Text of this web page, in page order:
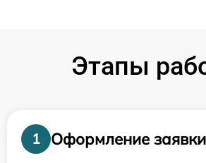
Этапы
1
Оформление заявки